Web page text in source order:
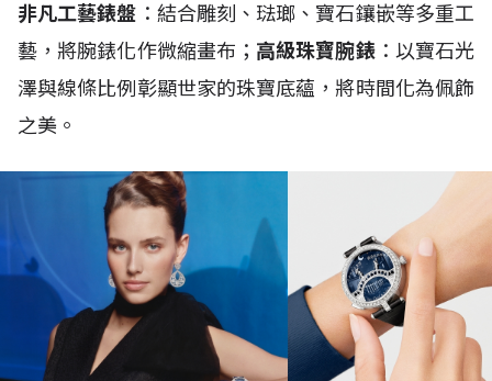
非凡工藝錶盤 ：結合雕刻、琺瑯、寶石鑲嵌等多重工
藝，將腕錶化作微縮畫布； 高級珠寶腕錶：以寶石光
澤與線條比例彰顯世家的珠寶底蘊，將時間化為佩飾
之美。